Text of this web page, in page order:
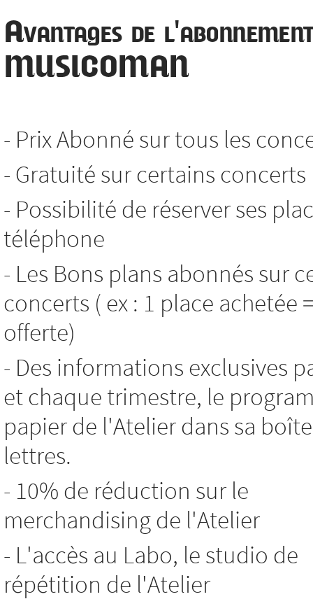
Avantages de l'abonnement
MUSICOMAN
- Prix Abonné sur tous les
- Gratuité sur certains concerts
- Possibilité de réserver ses
téléphone
- Les Bons plans abonnés sur
concerts ( ex : 1 place achetée
offerte)
- Des informations exclusives
et chaque trimestre, le
papier de l'Atelier dans sa
lettres.
- 10% de réduction sur le
merchandising de l'Atelier
- L'accès au Labo, le studio de
répétition de l'Atelier